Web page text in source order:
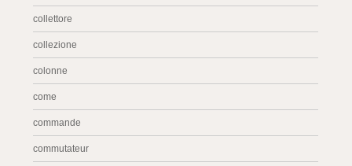
collettore
collezione
colonne
come
commande
commutateur